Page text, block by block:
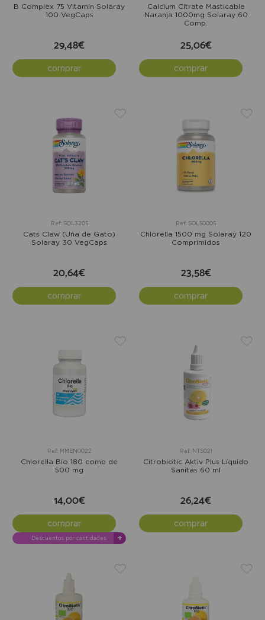
B Complex 75 Vitamin Solaray
100 VegCaps
29,48€
comprar
Calcium Citrate Masticable
Naranja 1000mg Solaray 60
Comp.
25,06€
comprar
Ref: SOL3205
Cats Claw (Uña de Gato)
Solaray 30 VegCaps
20,64€
comprar
Ref: SOL50005
Chlorella 1500 mg Solaray 120
Comprimidos
23,58€
comprar
Ref: MMEN0022
Chlorella Bio 180 comp de
500 mg
14,00€
comprar
Descuentos por cantidades +
Ref: NTS021
Citrobiotic Aktiv Plus Líquido
Sanitas 60 ml
26,24€
comprar